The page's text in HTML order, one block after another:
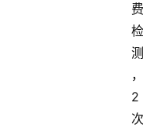
费
检
测
，
2
次